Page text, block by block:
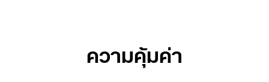
ความคุ้มค่า